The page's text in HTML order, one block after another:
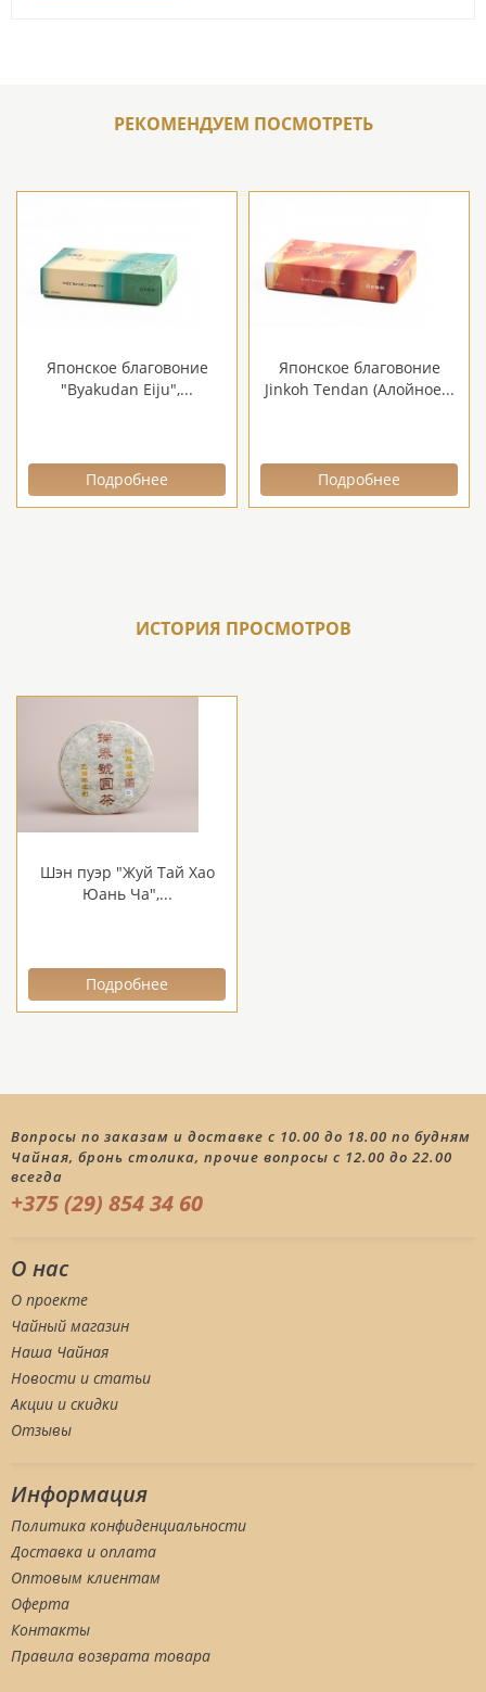
РЕКОМЕНДУЕМ ПОСМОТРЕТЬ
Японское благовоние
"Byakudan Eiju",...
Подробнее
Японское благовоние
Jinkoh Tendan (Алойное...
Подробнее
ИСТОРИЯ ПРОСМОТРОВ
Шэн пуэр "Жуй Тай Хао
Юань Ча",...
Подробнее
Вопросы по заказам и доставке с 10.00 до 18.00 по будням
Чайная, бронь столика, прочие вопросы с 12.00 до 22.00
всегда
+375 (29) 854 34 60
О нас
О проекте
Чайный магазин
Наша Чайная
Новости и статьи
Акции и скидки
Отзывы
Информация
Политика конфиденциальности
Доставка и оплата
Оптовым клиентам
Оферта
Контакты
Правила возврата товара